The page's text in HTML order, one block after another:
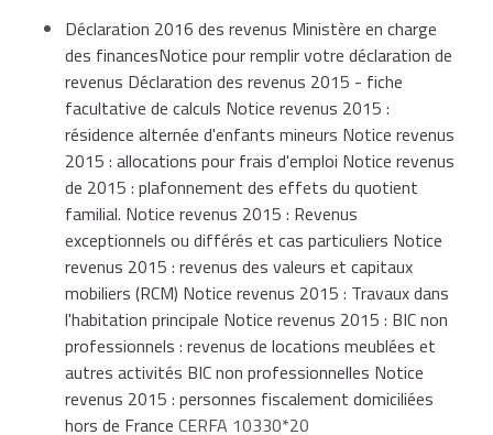
Vous pouvez consulter les documents suivants
pour vous aider à déclarer vos revenus :
Brochure pratique de l'impôt sur le revenu
Dépliants d'information
Notices explicatives de la déclaration de
revenus
Ministère en charge des finances
Déclaration 2016 des revenus Ministère en charge
des financesNotice pour remplir votre déclaration de
revenus Déclaration des revenus 2015 - fiche
facultative de calculs Notice revenus 2015 :
résidence alternée d'enfants mineurs Notice revenus
2015 : allocations pour frais d'emploi Notice revenus
de 2015 : plafonnement des effets du quotient
familial. Notice revenus 2015 : Revenus
exceptionnels ou différés et cas particuliers Notice
revenus 2015 : revenus des valeurs et capitaux
mobiliers (RCM) Notice revenus 2015 : Travaux dans
l'habitation principale Notice revenus 2015 : BIC non
professionnels : revenus de locations meublées et
autres activités BIC non professionnelles Notice
revenus 2015 : personnes fiscalement domiciliées
hors de France CERFA 10330*20